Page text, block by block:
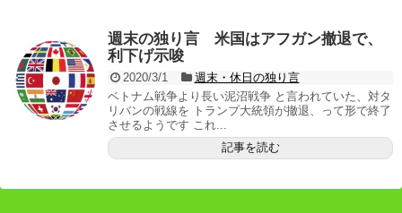
週末の独り言 米国はアフガン撤退で、
利下げ示唆
2020/3/1
週末・休日の独り言
ベトナム戦争より長い泥沼戦争 と言われていた、対タ
リバンの戦線を トランプ大統領が撤退、って形で終了
させるようです これ...
記事を読む